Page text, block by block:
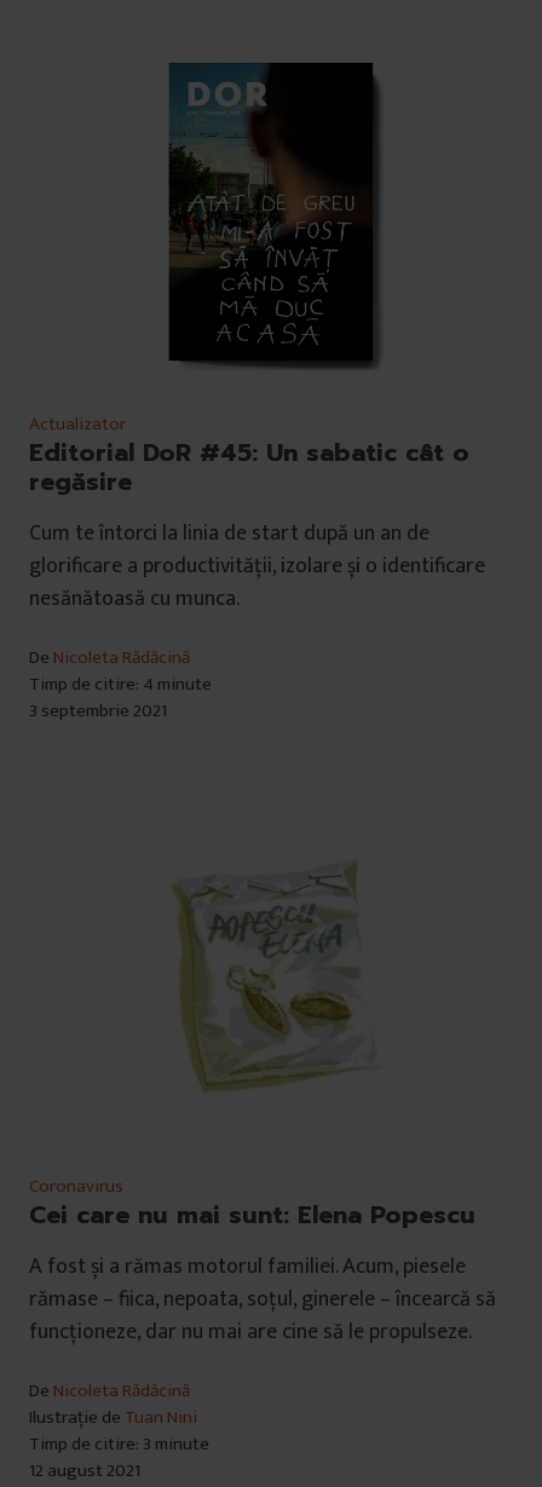
Actualizator
Editorial DoR #45: Un sabatic cât o
regăsire
Cum te întorci la linia de start după un an de
glorificare a productivității, izolare și o identificare
nesănătoasă cu munca.
De Nicoleta Rădăcină
Timp de citire: 4 minute
3 septembrie 2021
Coronavirus
Cei care nu mai sunt: Elena Popescu
A fost și a rămas motorul familiei. Acum, piesele
rămase – fiica, nepoata, soțul, ginerele – încearcă să
funcționeze, dar nu mai are cine să le propulseze.
De Nicoleta Rădăcină
Ilustrație de Tuan Nini
Timp de citire: 3 minute
12 august 2021